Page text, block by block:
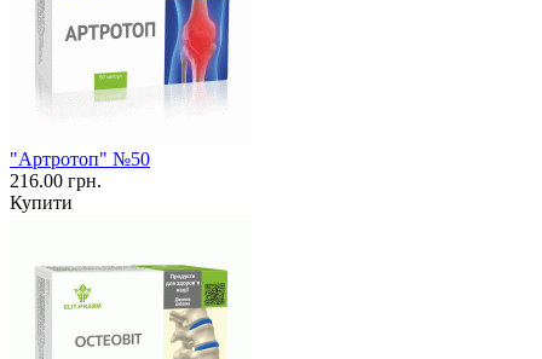
"Артротоп" №50
216.00 грн.
Купити